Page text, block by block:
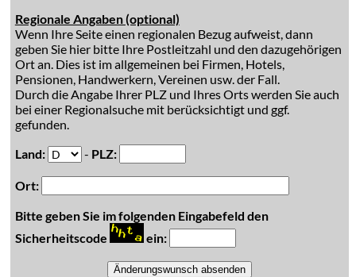
Regionale Angaben (optional)
Wenn Ihre Seite einen regionalen Bezug aufweist, dann
geben Sie hier bitte Ihre Postleitzahl und den dazugehörigen
Ort an. Dies ist im allgemeinen bei Firmen, Hotels,
Pensionen, Handwerkern, Vereinen usw. der Fall.
Durch die Angabe Ihrer PLZ und Ihres Orts werden Sie auch
bei einer Regionalsuche mit berücksichtigt und ggf.
gefunden.
Land:
- PLZ:
Ort:
Bitte geben Sie im folgenden Eingabefeld den
Sicherheitscode
ein: